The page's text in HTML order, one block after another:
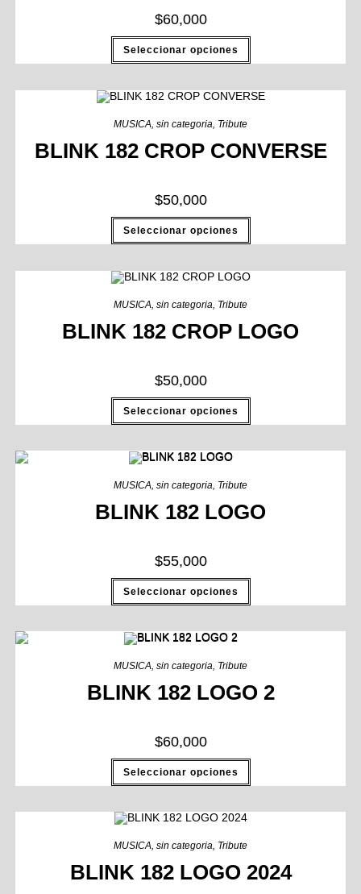
$60,000
Seleccionar opciones
MUSICA, sin categoria, Tribute
BLINK 182 CROP CONVERSE
$50,000
Seleccionar opciones
MUSICA, sin categoria, Tribute
BLINK 182 CROP LOGO
$50,000
Seleccionar opciones
MUSICA sin categoria Tribute
BLINK 182 LOGO
$55,000
Seleccionar opciones
MUSICA sin categoria Tribute
BLINK 182 LOGO 2
$60,000
Seleccionar opciones
MUSICA, sin categoria, Tribute
BLINK 182 LOGO 2024